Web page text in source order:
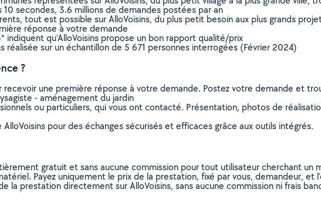
secondes, 3.6 millions de demandes postées par an
tout est possible sur AlloVoisins, du plus petit besoin aux plus grands
réponse à votre demande
indiquent qu’AlloVoisins propose un bon rapport qualité/prix
réalisée sur un échantillon de 5 671 personnes interrogées (Février 2024)
?
recevoir une première réponse à votre demande. Postez votre demande et
- aménagement du jardin
ou particuliers, qui vous ont contacté. Présentation, photos de
pour des échanges sécurisés et efficaces grâce aux outils intégrés.
gratuit et sans aucune commission pour tout utilisateur cherchant un
Payez uniquement le prix de la prestation, fixé par vous, demandeur, et
la prestation directement sur AlloVoisins, sans aucune commission ni frais